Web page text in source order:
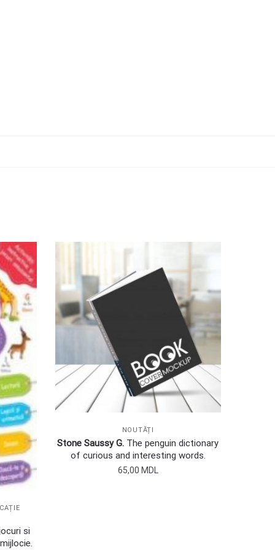
si
NOUTĂȚI
Stone Saussy G. The penguin dictionary
of curious and interesting words.
65,00 MDL